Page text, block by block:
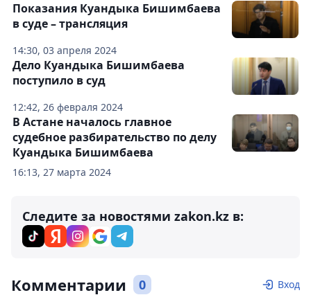
14:30, 03 апреля 2024
Показания Куандыка Бишимбаева
в суде – трансляция
12:42, 26 февраля 2024
Дело Куандыка Бишимбаева
поступило в суд
16:13, 27 марта 2024
В Астане началось главное
судебное разбирательство по делу
Куандыка Бишимбаева
Следите за новостями zakon.kz в:
Комментарии 0 Вход